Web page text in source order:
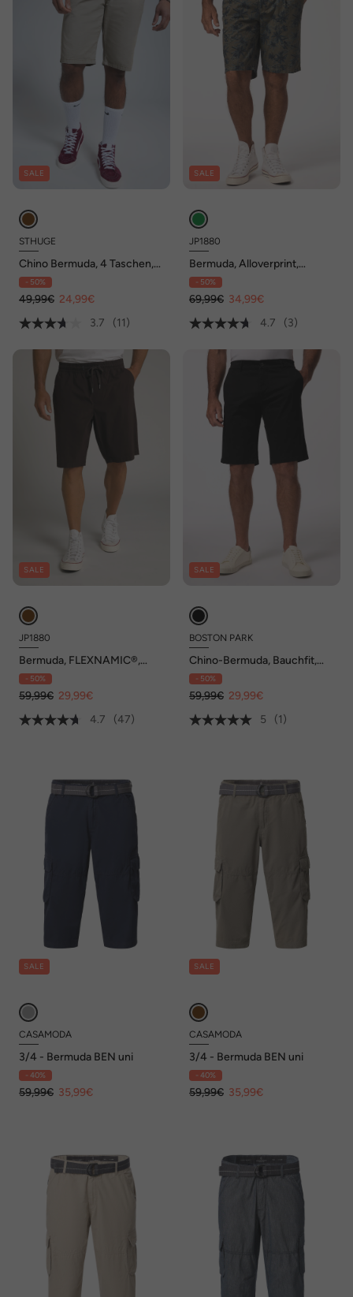
SALE
STHUGE
Chino Bermuda, 4 Taschen,
Regular Fit, bis Gr. 70
- 50%
49,99€ 24,99€
3.7
(11)
SALE
JP1880
Bermuda, Alloverprint,
Regular Fit, Elastikbund, bis 8
XL- 50%
69,99€ 34,99€
4.7
(3)
SALE
JP1880
Bermuda, FLEXNAMIC®,
Elastikbund, 4 Taschen
- 50%
59,99€ 29,99€
4.7
(47)
SALE
BOSTON PARK
Chino-Bermuda, Bauchfit,
Bund seitlich elastisch, bis 70
- 50%
59,99€ 29,99€
5
(1)
SALE
CASAMODA
3/4 - Bermuda BEN uni
- 40%
59,99€ 35,99€
SALE
CASAMODA
3/4 - Bermuda BEN uni
- 40%
59,99€ 35,99€